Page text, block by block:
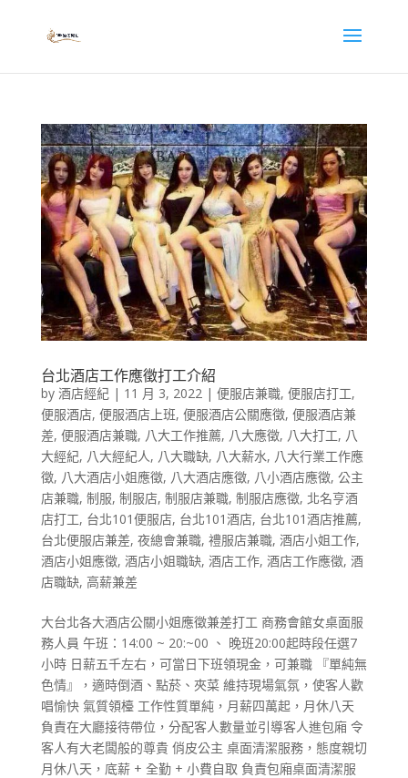
台北酒店工作應徵打工介紹
by 酒店經紀| 11 月 3, 2022| 便服店兼職, 便服店打工,
便服酒店, 便服酒店上班, 便服酒店公關應徵, 便服酒店兼
差, 便服酒店兼職, 八大工作推薦, 八大應徵, 八大打工, 八
大經紀, 八大經紀人, 八大職缺, 八大薪水, 八大行業工作應
徵, 八大酒店小姐應徵, 八大酒店應徵, 八小酒店應徵, 公主
店兼職, 制服, 制服店, 制服店兼職, 制服店應徵, 北名亨酒
店打工, 台北101便服店, 台北101酒店, 台北101酒店推薦,
台北便服店兼差, 夜總會兼職, 禮服店兼職, 酒店小姐工作,
酒店小姐應徵, 酒店小姐職缺, 酒店工作, 酒店工作應徵, 酒
店職缺, 高薪兼差
大台北各大酒店公關小姐應徵兼差打工 商務會館女桌面服
務人員 午班：14:00 ~ 20:~00 、 晚班20:00起時段任選7
小時 日薪五千左右，可當日下班領現金，可兼職 『單純無
色情』，適時倒酒、點菸、夾菜 維持現場氣氛，使客人歡
唱愉快 氣質領檯 工作性質單純，月薪四萬起，月休八天
負責在大廳接待帶位，分配客人數量並引導客人進包廂 令
客人有大老闆般的尊貴 俏皮公主 桌面清潔服務，態度親切
月休八天，底薪 + 全勤 + 小費自取 負責包廂桌面清潔服